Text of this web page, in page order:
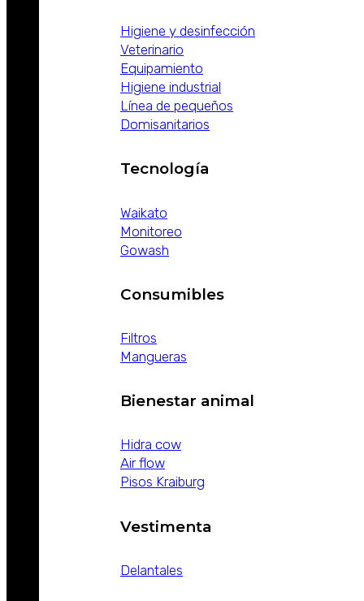
Higiene y desinfección
Veterinario
Equipamiento
Higiene industrial
Línea de pequeños
Domisanitarios
Tecnología
Waikato
Monitoreo
Gowash
Consumibles
Filtros
Mangueras
Bienestar animal
Hidra cow
Air flow
Pisos Kraiburg
Vestimenta
Delantales